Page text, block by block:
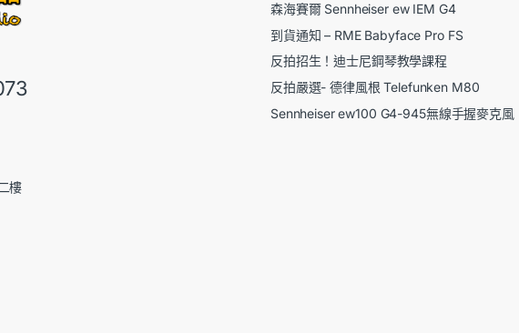
樓
森海賽爾 Sennheiser ew IEM G4
到貨通知 – RME Babyface Pro FS
反拍招生！迪士尼鋼琴教學課程
反拍嚴選- 德律風根 Telefunken M80
Sennheiser ew100 G4-945無線手握麥克風